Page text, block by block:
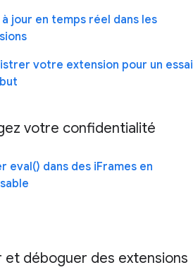
à jour en temps réel dans les
votre extension pour un essai
votre confidentialité
eval() dans des iFrames en
et déboguer des extensions